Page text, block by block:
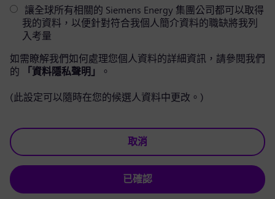
讓全球所有相關的 Siemens Energy 集團公司都可以取得
我的資料，以便針對符合我個人簡介資料的職缺將我列
入考量
如需瞭解我們如何處理您個人資料的詳細資訊，請參閱我們
的
「資料隱私聲明」 。
(此設定可以隨時在您的候選人資料中更改。)
取消
已確認